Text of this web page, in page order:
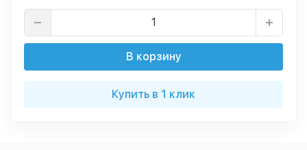
В корзину
Купить в 1 клик